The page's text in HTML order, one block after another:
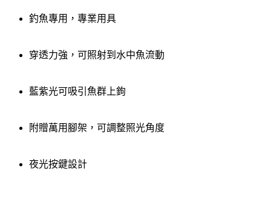
釣魚專用，專業用具
穿透力強，可照射到水中魚流動
藍紫光可吸引魚群上鉤
附贈萬用腳架，可調整照光角度
夜光按鍵設計